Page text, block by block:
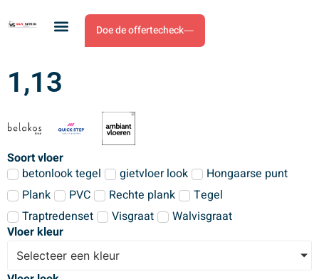
Doe de offertecheck
1,13
Soort vloer
betonlook tegel
gietvloer look
Hongaarse punt
Plank
PVC Rechte plank
Tegel
Traptredenset
Visgraat
Walvisgraat
Vloer kleur
Selecteer een kleur